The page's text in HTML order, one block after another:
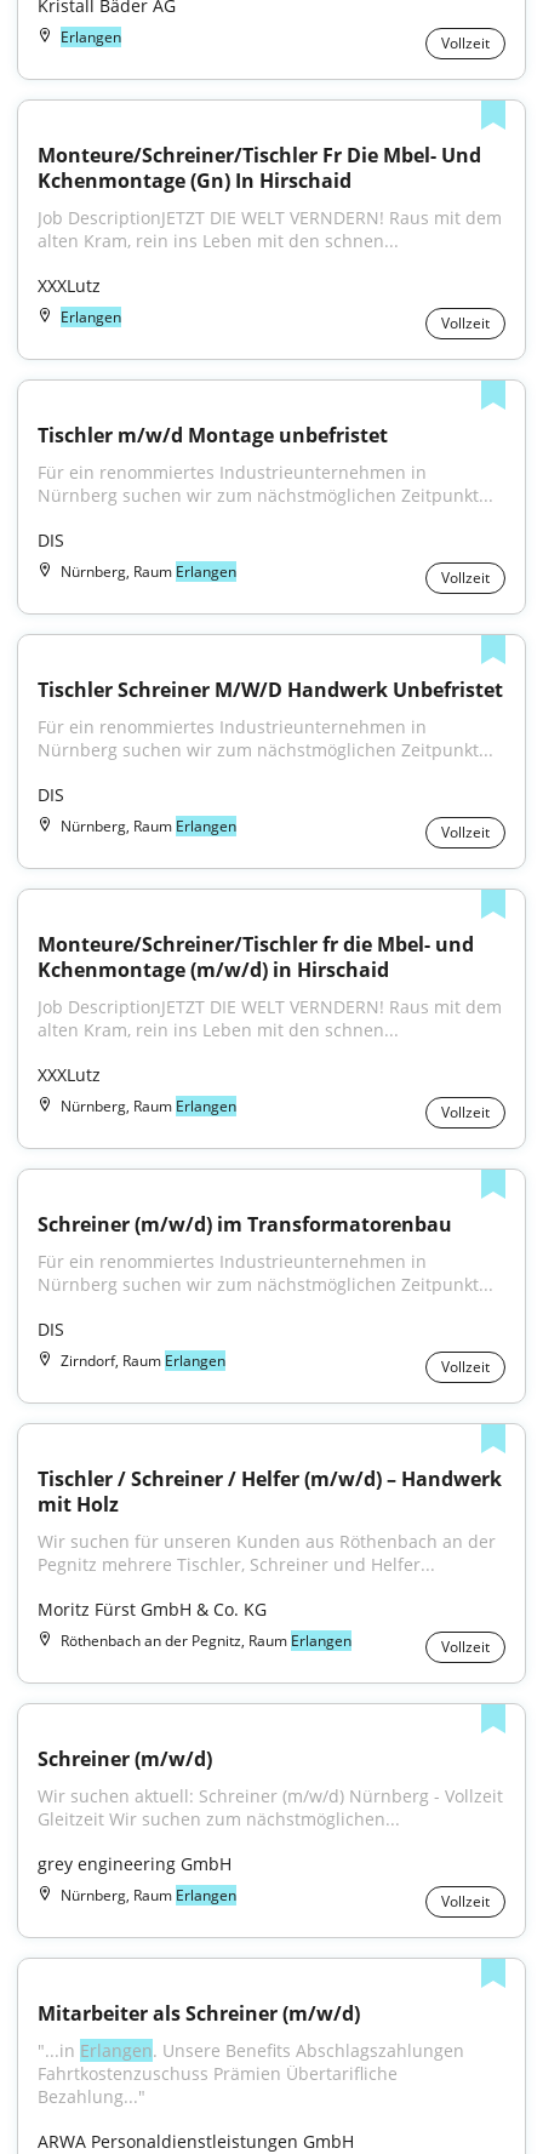
Kristall Bäder AG
Erlangen Vollzeit
Monteure/Schreiner/Tischler Fr Die Mbel- Und
Kchenmontage (Gn) In Hirschaid
Job DescriptionJETZT DIE WELT VERNDERN! Raus mit dem
alten Kram, rein ins Leben mit den schnen...
XXXLutz
Erlangen Vollzeit
Tischler m/w/d Montage unbefristet
Für ein renommiertes Industrieunternehmen in
Nürnberg suchen wir zum nächstmöglichen Zeitpunkt...
DIS
Nürnberg, Raum Erlangen Vollzeit
Tischler Schreiner M/W/D Handwerk Unbefristet
Für ein renommiertes Industrieunternehmen in
Nürnberg suchen wir zum nächstmöglichen Zeitpunkt...
DIS
Nürnberg, Raum Erlangen Vollzeit
Monteure/Schreiner/Tischler fr die Mbel- und
Kchenmontage (m/w/d) in Hirschaid
Job DescriptionJETZT DIE WELT VERNDERN! Raus mit dem
alten Kram, rein ins Leben mit den schnen...
XXXLutz
Nürnberg, Raum Erlangen Vollzeit
Schreiner (m/w/d) im Transformatorenbau
Für ein renommiertes Industrieunternehmen in
Nürnberg suchen wir zum nächstmöglichen Zeitpunkt...
DIS
Zirndorf, Raum Erlangen Vollzeit
Tischler / Schreiner / Helfer (m/w/d) – Handwerk
mit Holz
Wir suchen für unseren Kunden aus Röthenbach an der
Pegnitz mehrere Tischler, Schreiner und Helfer...
Moritz Fürst GmbH & Co. KG
Röthenbach an der Pegnitz, Raum Erlangen Vollzeit
Schreiner (m/w/d)
Wir suchen aktuell: Schreiner (m/w/d) Nürnberg - Vollzeit
Gleitzeit Wir suchen zum nächstmöglichen...
grey engineering GmbH
Nürnberg, Raum Erlangen Vollzeit
Mitarbeiter als Schreiner (m/w/d)
"...in Erlangen. Unsere Benefits Abschlagszahlungen
Fahrtkostenzuschuss Prämien Übertarifliche
Bezahlung..."
ARWA Personaldienstleistungen GmbH